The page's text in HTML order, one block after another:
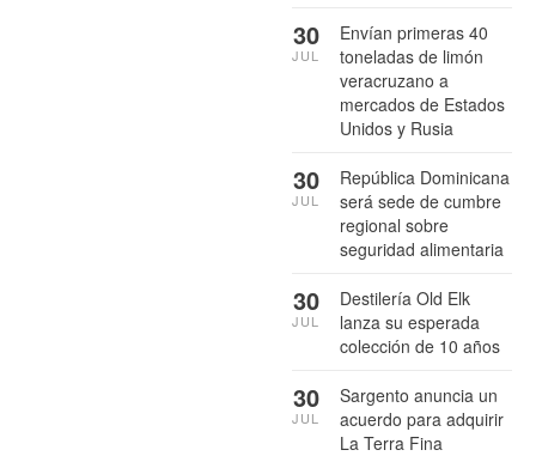
Envían primeras 40
toneladas de limón
veracruzano a
mercados de Estados
Unidos y Rusia
30
JUL
República Dominicana
será sede de cumbre
regional sobre
seguridad alimentaria
30
JUL
Destilería Old Elk
lanza su esperada
colección de 10 años
30
JUL
Sargento anuncia un
acuerdo para adquirir
La Terra Fina
30
JUL